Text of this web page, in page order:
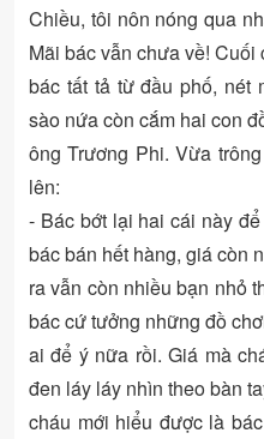
Chiều, tôi nôn nóng qua
Mãi bác vẫn chưa về! Cuối
bác tất tả từ đầu phố, nét
sào nứa còn cắm hai con
ông Trương Phi. Vừa
lên:
- Bác bớt lại hai cái này
bác bán hết hàng, giá còn
ra vẫn còn nhiều bạn nhỏ
bác cứ tưởng những đồ
ai để ý nữa rồi. Giá mà
đen láy láy nhìn theo bàn
cháu mới hiểu được là